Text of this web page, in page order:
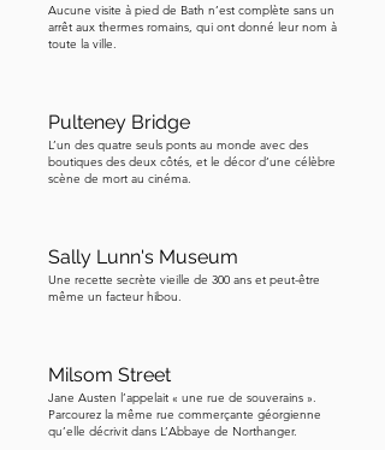
celle-ci.
Aucune visite à pied de Bath n’est complète sans un
arrêt aux thermes romains, qui ont donné leur nom à
toute la ville.
Pulteney Bridge
L’un des quatre seuls ponts au monde avec des
boutiques des deux côtés, et le décor d’une célèbre
scène de mort au cinéma.
Sally Lunn's Museum
Une recette secrète vieille de 300 ans et peut-être
même un facteur hibou.
Milsom Street
Jane Austen l’appelait « une rue de souverains ».
Parcourez la même rue commerçante géorgienne
qu’elle décrivit dans L’Abbaye de Northanger.